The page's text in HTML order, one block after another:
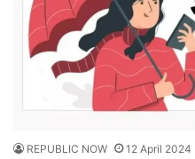
REPUBLIC NOW 12 April 2024